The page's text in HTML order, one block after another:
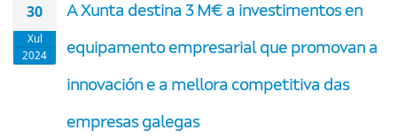
30
Xul
2024
A Xunta destina 3 M€ a investimentos en
equipamento empresarial que promovan a
innovación e a mellora competitiva das
empresas galegas